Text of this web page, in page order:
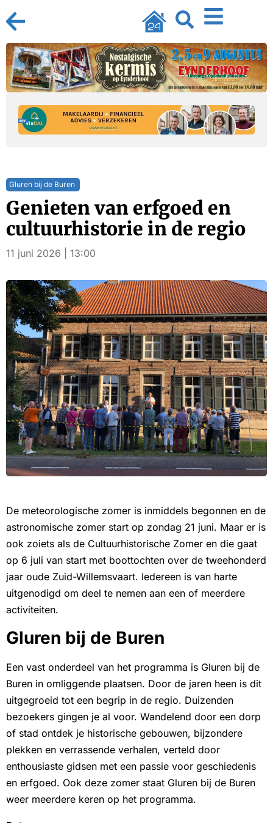
Gluren bij de Buren
Genieten van erfgoed en
cultuurhistorie in de regio
11 juni 2026 | 13:00
De meteorologische zomer is inmiddels begonnen en de
astronomische zomer start op zondag 21 juni. Maar er is
ook zoiets als de Cultuurhistorische Zomer en die gaat
op 6 juli van start met boottochten over de tweehonderd
jaar oude Zuid-Willemsvaart. Iedereen is van harte
uitgenodigd om deel te nemen aan een of meerdere
activiteiten.
Gluren bij de Buren
Een vast onderdeel van het programma is Gluren bij de
Buren in omliggende plaatsen. Door de jaren heen is dit
uitgegroeid tot een begrip in de regio. Duizenden
bezoekers gingen je al voor. Wandelend door een dorp
of stad ontdek je historische gebouwen, bijzondere
plekken en verrassende verhalen, verteld door
enthousiaste gidsen met een passie voor geschiedenis
en erfgoed. Ook deze zomer staat Gluren bij de Buren
weer meerdere keren op het programma.